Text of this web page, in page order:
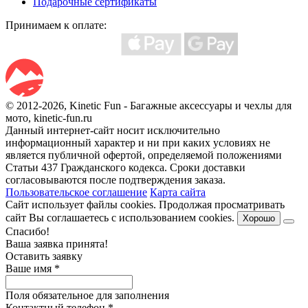
Принимаем к оплате:
© 2012-2026, Kinetic Fun - Багажные аксессуары и чехлы для
мото, kinetic-fun.ru
Данный интернет-сайт носит исключительно
информационный характер и ни при каких условиях не
является публичной офертой, определяемой положениями
Статьи 437 Гражданского кодекса. Сроки доставки
согласовываются после подтверждения заказа.
Пользовательское соглашение Карта сайта
Сайт использует файлы cookies. Продолжая просматривать
сайт Вы соглашаетесь с использованием cookies.
Хорошо
Спасибо!
Ваша заявка принята!
Оставить заявку
Ваше имя *
Поля обязательное для заполнения